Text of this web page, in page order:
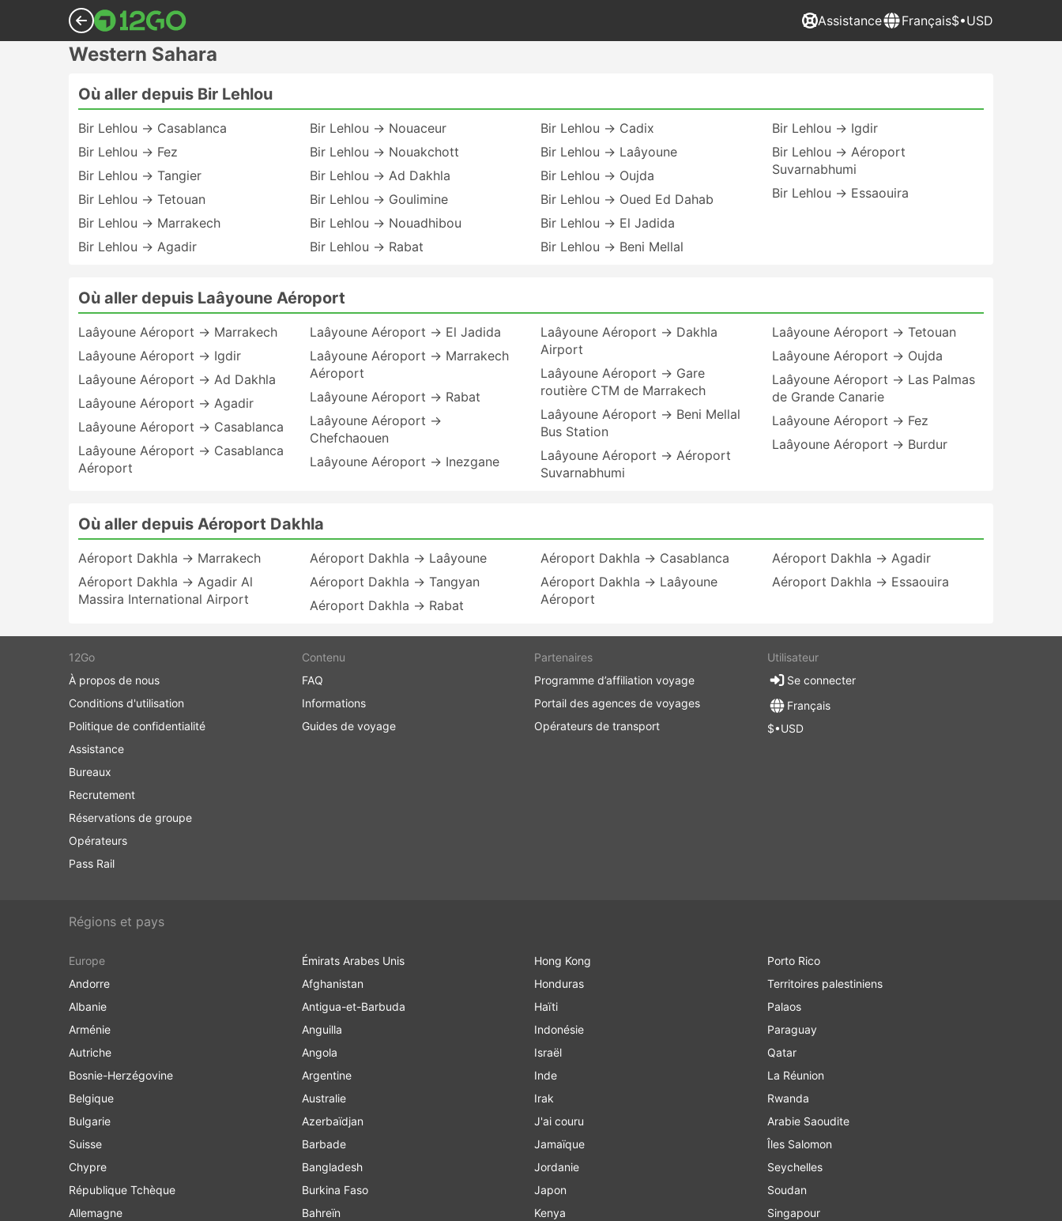
Assistance Français$•USD
Western Sahara
Où aller depuis Bir Lehlou
Bir Lehlou → Casablanca
Bir Lehlou → Fez
Bir Lehlou → Tangier
Bir Lehlou → Tetouan
Bir Lehlou → Marrakech
Bir Lehlou → Agadir
Bir Lehlou → Nouaceur
Bir Lehlou → Nouakchott
Bir Lehlou → Ad Dakhla
Bir Lehlou → Goulimine
Bir Lehlou → Nouadhibou
Bir Lehlou → Rabat
Bir Lehlou → Cadix
Bir Lehlou → Laâyoune
Bir Lehlou → Oujda
Bir Lehlou → Oued Ed Dahab
Bir Lehlou → El Jadida
Bir Lehlou → Beni Mellal
Bir Lehlou → Igdir
Bir Lehlou → Aéroport
Suvarnabhumi
Bir Lehlou → Essaouira
Où aller depuis Laâyoune Aéroport
Laâyoune Aéroport → Marrakech
Laâyoune Aéroport → Igdir
Laâyoune Aéroport → Ad Dakhla
Laâyoune Aéroport → Agadir
Laâyoune Aéroport → Casablanca
Laâyoune Aéroport → Casablanca
Aéroport
Laâyoune Aéroport → El Jadida
Laâyoune Aéroport → Marrakech
Aéroport
Laâyoune Aéroport → Rabat
Laâyoune Aéroport →
Chefchaouen
Laâyoune Aéroport → Inezgane
Laâyoune Aéroport → Dakhla
Airport
Laâyoune Aéroport → Gare
routière CTM de Marrakech
Laâyoune Aéroport → Beni Mellal
Bus Station
Laâyoune Aéroport → Aéroport
Suvarnabhumi
Laâyoune Aéroport → Tetouan
Laâyoune Aéroport → Oujda
Laâyoune Aéroport → Las Palmas
de Grande Canarie
Laâyoune Aéroport → Fez
Laâyoune Aéroport → Burdur
Où aller depuis Aéroport Dakhla
Aéroport Dakhla → Marrakech
Aéroport Dakhla → Agadir Al
Massira International Airport
Aéroport Dakhla → Laâyoune
Aéroport Dakhla → Tangyan
Aéroport Dakhla → Rabat
Aéroport Dakhla → Casablanca
Aéroport Dakhla → Laâyoune
Aéroport
Aéroport Dakhla → Agadir
Aéroport Dakhla → Essaouira
12Go
À propos de nous
Conditions d'utilisation
Politique de confidentialité
Assistance
Bureaux
Recrutement
Réservations de groupe
Opérateurs
Pass Rail
Contenu
FAQ
Informations
Guides de voyage
Partenaires
Programme d’affiliation voyage
Portail des agences de voyages
Opérateurs de transport
Utilisateur
Se connecter
Français
$•USD
Régions et pays
Europe
Andorre
Albanie
Arménie
Autriche
Bosnie-Herzégovine
Belgique
Bulgarie
Suisse
Chypre
République Tchèque
Allemagne
Émirats Arabes Unis
Afghanistan
Antigua-et-Barbuda
Anguilla
Angola
Argentine
Australie
Azerbaïdjan
Barbade
Bangladesh
Burkina Faso
Bahreïn
Hong Kong
Honduras
Haïti
Indonésie
Israël
Inde
Irak
J'ai couru
Jamaïque
Jordanie
Japon
Kenya
Porto Rico
Territoires palestiniens
Palaos
Paraguay
Qatar
La Réunion
Rwanda
Arabie Saoudite
Îles Salomon
Seychelles
Soudan
Singapour